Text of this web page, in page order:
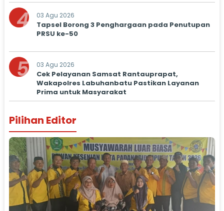
4 03 Agu 2026
Tapsel Borong 3 Penghargaan pada Penutupan
PRSU ke-50
5 03 Agu 2026
Cek Pelayanan Samsat Rantauprapat,
Wakapolres Labuhanbatu Pastikan Layanan
Prima untuk Masyarakat
Pilihan Editor